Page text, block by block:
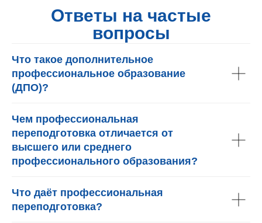
Ответы на частые
вопросы
Что такое дополнительное
профессиональное образование
(ДПО)?
Чем профессиональная
переподготовка отличается от
высшего или среднего
профессионального образования?
Что даёт профессиональная
переподготовка?